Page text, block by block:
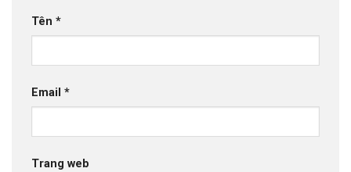
Tên *
Email *
Trang web